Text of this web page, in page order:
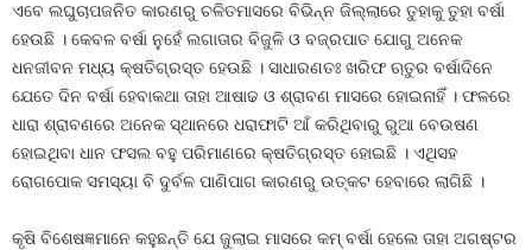
ଏବେ ଲଘୁଚାପଜନିତ କାରଣରୁ ଚଳିତମାସରେ ବିଭିନ୍ନ ଜିଲ୍ଲାରେ ତୁହାକୁ ତୁହା ବର୍ଷା
ହେଉଛି । କେବଳ ବର୍ଷା ନୁହେଁ ଲଗାତାର ବିଜୁଳି ଓ ବଜ୍ରପାତ ଯୋଗୁ ଅନେକ
ଧନଜୀବନ ମଧ୍ୟ କ୍ଷତିଗ୍ରସ୍ତ ହେଉଛି । ସାଧାରଣତଃ ଖରିଫ ଋତୁର ବର୍ଷାଦିନେ
ଯେତେ ଦିନ ବର୍ଷା ହେବାକଥା ତାହା ଆଷାଢ ଓ ଶ୍ରାବଣ ମାସରେ ହୋଇନାହିଁ । ଫଳରେ
ଧାରା ଶ୍ରାବଣରେ ଅନେକ ସ୍ଥାନରେ ଧରାଫାଟି ଆଁ କରିଥିବାରୁ ରୁଆ ବେଉଷଣ
ହୋଇଥିବା ଧାନ ଫସଲ ବହୁ ପରିମାଣରେ କ୍ଷତିଗ୍ରସ୍ତ ହୋଇଛି । ଏଥିସହ
ରୋଗପୋକ ସମସ୍ୟା ବି ଦୁର୍ବଳ ପାଣିପାଗ କାରଣରୁ ଉତ୍କଟ ହେବାରେ ଲାଗିଛି ।
କୃଷି ବିଶେଷଜ୍ଞମାନେ କହୁଛନ୍ତି ଯେ ଜୁଲାଇ ମାସରେ କମ୍‍ ବର୍ଷା ହେଲେ ତାହା ଅଗଷ୍ଟର